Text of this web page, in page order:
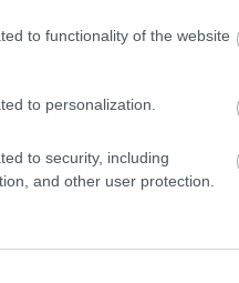
to functionality of the website
to personalization.
to security, including
and other user protection.